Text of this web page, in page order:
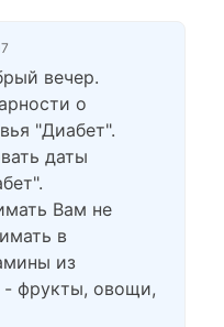
вечер.
о
"Диабет".
даты
Вам не
в
из
- фрукты, овощи,